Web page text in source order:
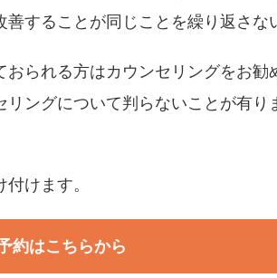
することが同じことを繰り返さな
られる方はカウンセリングをお勧
ングについて判らないことが有り
けます。
約はこちらから